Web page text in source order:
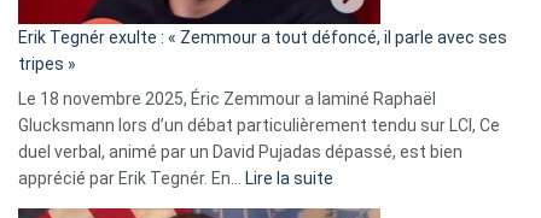
«
C’est
fake
news
»
Erik Tegnér exulte : « Zemmour a tout défoncé, il parle avec ses
tripes »
Le 18 novembre 2025, Éric Zemmour a laminé Raphaël
Glucksmann lors d’un débat particulièrement tendu sur LCI, Ce
duel verbal, animé par un David Pujadas dépassé, est bien
apprécié par Erik Tegnér. En…
Lire la suite